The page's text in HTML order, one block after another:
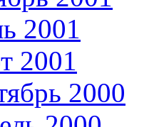
2001
2001
2000